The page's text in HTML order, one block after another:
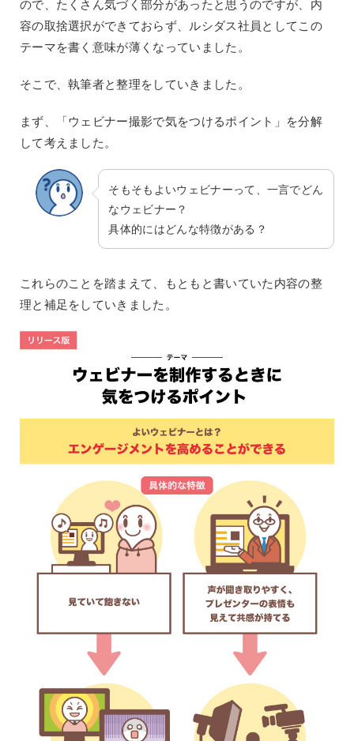
ので、たくさん気づく部分があったと思うのですが、内
容の取捨選択ができておらず、ルシダス社員としてこの
テーマを書く意味が薄くなっていました。
そこで、執筆者と整理をしていきました。
まず、「ウェビナー撮影で気をつけるポイント」を分解
して考えました。
そもそもよいウェビナーって、一言でどん
なウェビナー？
具体的にはどんな特徴がある？
これらのことを踏まえて、もともと書いていた内容の整
理と補足をしていきました。